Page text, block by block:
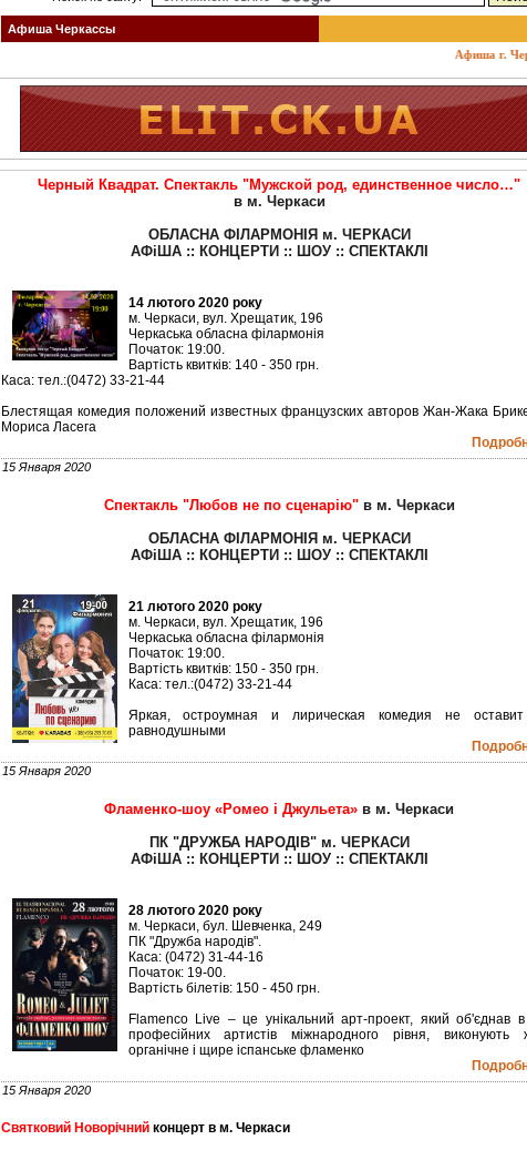
Афиша Черкассы
Афиша г.
Черный Квадрат. Спектакль "Мужской род, единственное число…"
в м. Черкаси
ОБЛАСНА ФІЛАРМОНІЯ м. ЧЕРКАСИ
АФіША :: КОНЦЕРТИ :: ШОУ :: СПЕКТАКЛІ
14 лютого 2020 року
м. Черкаси, вул. Хрещатик, 196
Черкаська обласна філармонія
Початок: 19:00.
Вартість квитків: 140 - 350 грн.
Каса: тел.:(0472) 33-21-44
Блестящая комедия положений известных французских авторов Жан-Жака
Мориса Ласега
15 Января 2020
Спектакль "Любов не по сценарію" в м. Черкаси
ОБЛАСНА ФІЛАРМОНІЯ м. ЧЕРКАСИ
АФіША :: КОНЦЕРТИ :: ШОУ :: СПЕКТАКЛІ
21 лютого 2020 року
м. Черкаси, вул. Хрещатик, 196
Черкаська обласна філармонія
Початок: 19:00.
Вартість квитків: 150 - 350 грн.
Каса: тел.:(0472) 33-21-44
Яркая, остроумная и лирическая комедия не
равнодушными
15 Января 2020
Фламенко-шоу «Ромео і Джульета» в м. Черкаси
ПК "ДРУЖБА НАРОДІВ" м. ЧЕРКАСИ
АФіША :: КОНЦЕРТИ :: ШОУ :: СПЕКТАКЛІ
28 лютого 2020 року
м. Черкаси, бул. Шевченка, 249
ПК "Дружба народів".
Каса: (0472) 31-44-16
Початок: 19-00.
Вартість білетів: 150 - 450 грн.
Flamenco Live – це унікальний арт-проект, який об'єднав в
професійних артистів міжнародного рівня, виконують
органічне і щире іспанське фламенко
15 Января 2020
Святковий Новорічний концерт в м. Черкаси